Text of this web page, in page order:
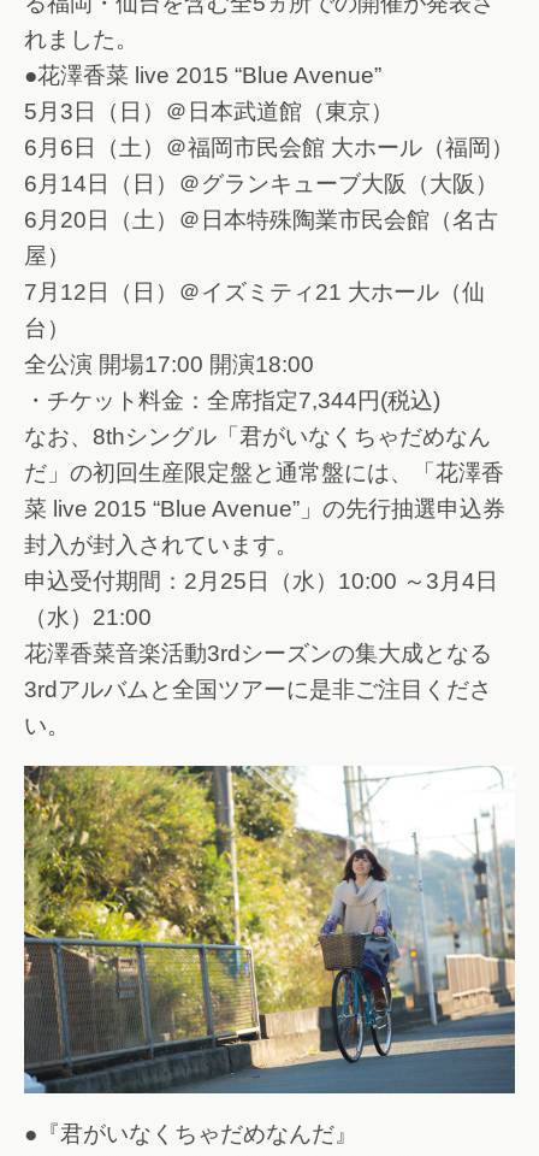
れました。
●花澤香菜 live 2015 “Blue Avenue”
5月3日（日）＠日本武道館（東京）
6月6日（土）＠福岡市民会館 大ホール（福岡）
6月14日（日）＠グランキューブ大阪（大阪）
6月20日（土）＠日本特殊陶業市民会館（名古
屋）
7月12日（日）＠イズミティ21 大ホール（仙
台）
全公演 開場17:00 開演18:00
・チケット料金：全席指定7,344円(税込)
なお、8thシングル「君がいなくちゃだめなん
だ」の初回生産限定盤と通常盤には、「花澤香
菜 live 2015 “Blue Avenue”」の先行抽選申込券
封入が封入されています。
申込受付期間：2月25日（水）10:00 ～3月4日
（水）21:00
花澤香菜音楽活動3rdシーズンの集大成となる
3rdアルバムと全国ツアーに是非ご注目くださ
い。
●『君がいなくちゃだめなんだ』